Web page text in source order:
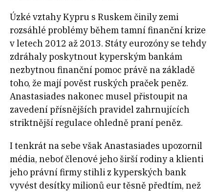
Úzké vztahy Kypru s Ruskem činily zemi
rozsáhlé problémy během tamní finanční krize
v letech 2012 až 2013. Státy eurozóny se tehdy
zdráhaly poskytnout kyperským bankám
nezbytnou finanční pomoc právě na základě
toho, že mají pověst ruských praček peněz.
Anastasiades nakonec musel přistoupit na
zavedení přísnějších pravidel zahrnujících
striktnější regulace ohledně praní peněz.
I tenkrát na sebe však Anastasiades upozornil
média, neboť členové jeho širší rodiny a klienti
jeho právní firmy stihli z kyperských bank
vyvést desítky milionů eur těsně předtím, než